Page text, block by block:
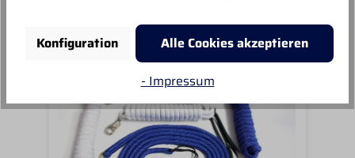
Konfiguration
Alle Cookies akzeptieren
- Impressum